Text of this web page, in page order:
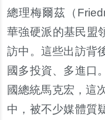
總理梅爾茲（
華強硬派的基民盟
訪中。這些出訪背
國多投資、多進口
國總統馬克宏，這
中，被不少媒體質